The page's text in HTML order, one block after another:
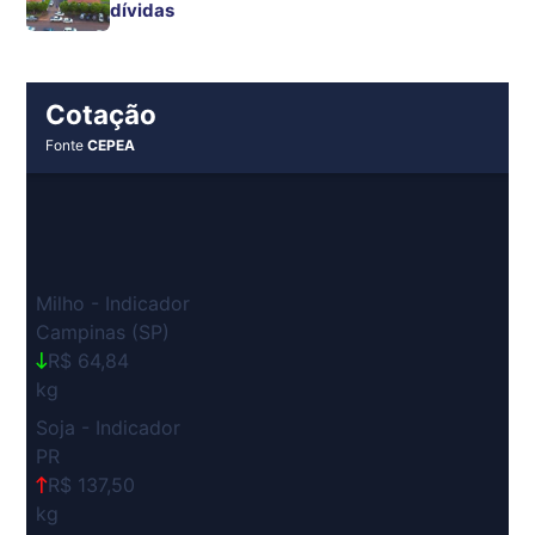
dívidas
Cotação
FonteCEPEA
Milho - Indicador
Campinas (SP)
R$ 64,84
kg
Soja - Indicador
PR
R$ 137,50
kg